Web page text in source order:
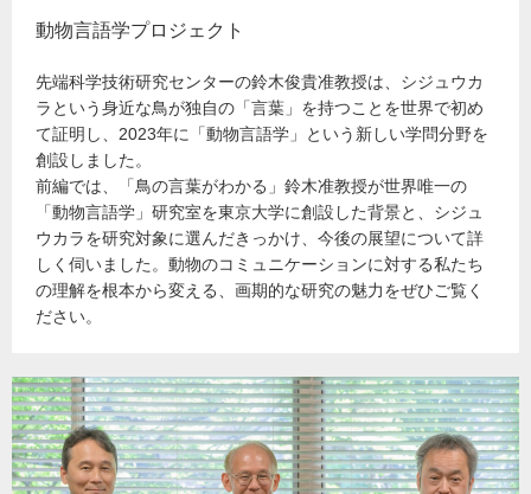
動物言語学プロジェクト
先端科学技術研究センターの鈴木俊貴准教授は、シジュウカ
ラという身近な鳥が独自の「言葉」を持つことを世界で初め
て証明し、2023年に「動物言語学」という新しい学問分野を
創設しました。
前編では、「鳥の言葉がわかる」鈴木准教授が世界唯一の
「動物言語学」研究室を東京大学に創設した背景と、シジュ
ウカラを研究対象に選んだきっかけ、今後の展望について詳
しく伺いました。動物のコミュニケーションに対する私たち
の理解を根本から変える、画期的な研究の魅力をぜひご覧く
ださい。